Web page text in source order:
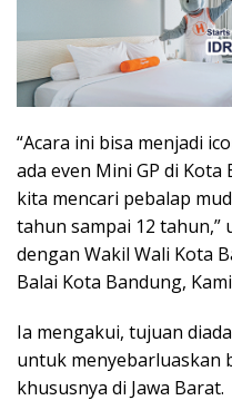
“Acara ini bisa menjadi
ada even Mini GP di
kita mencari pebalap
tahun sampai 12 tahun,”
dengan Wakil Wali Kota
Balai Kota Bandung,
Ia mengakui, tujuan
untuk menyebarluaskan
khususnya di Jawa Barat.